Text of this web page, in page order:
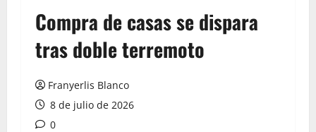
Compra de casas se dispara
tras doble terremoto
Franyerlis Blanco
8 de julio de 2026
0